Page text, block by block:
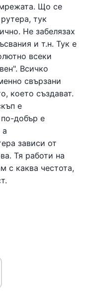
Що се
тук
Не забелязах
и т.н. Тук е
всеки
Всичко
свързани
което създават.
е
добър е
а
зависи от
Тя работи на
с каква честота,